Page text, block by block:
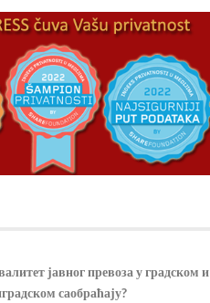
јавног превоза у градском и
саобраћају?